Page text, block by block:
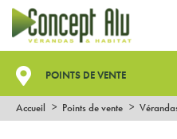
POINTS DE VENTE
Accueil Points de vente